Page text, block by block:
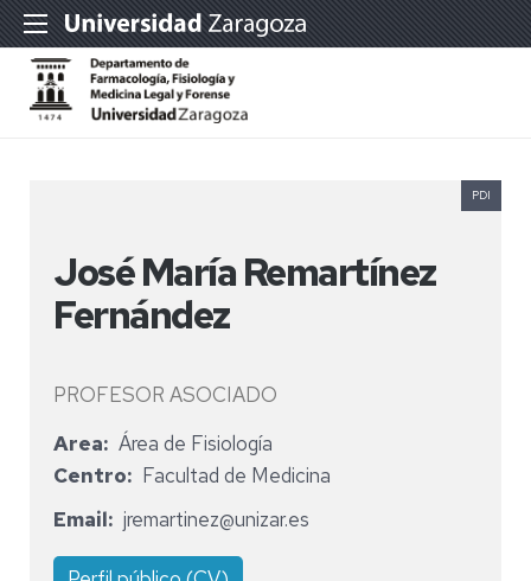
José María Remartínez
Fernández
PROFESOR ASOCIADO
PDI
Area
Área de Fisiología
Centro
Facultad de Medicina
Email
jremartinez@unizar.es